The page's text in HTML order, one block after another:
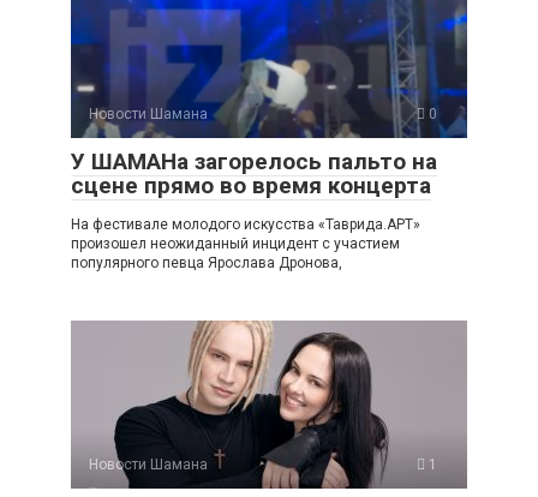
Новости Шамана 0
У ШАМАНа загорелось пальто на
сцене прямо во время концерта
На фестивале молодого искусства «Таврида.АРТ»
произошел неожиданный инцидент с участием
популярного певца Ярослава Дронова,
Новости Шамана 1